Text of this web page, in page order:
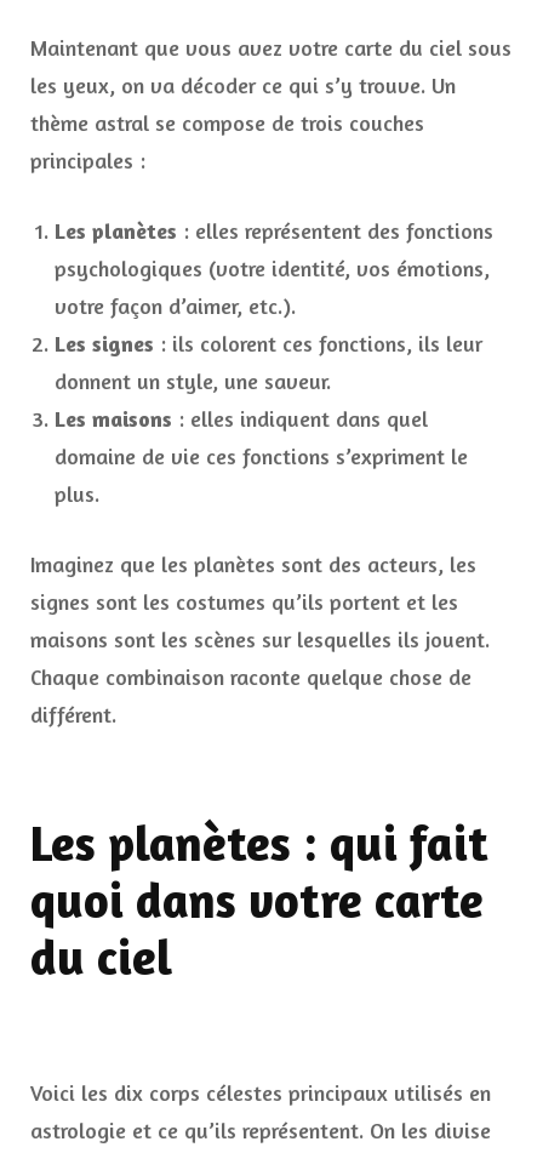
Maintenant que vous avez votre carte du ciel sous
les yeux, on va décoder ce qui s’y trouve. Un
thème astral se compose de trois couches
principales :
Les planètes : elles représentent des fonctions
psychologiques (votre identité, vos émotions,
votre façon d’aimer, etc.).
Les signes : ils colorent ces fonctions, ils leur
donnent un style, une saveur.
Les maisons : elles indiquent dans quel
domaine de vie ces fonctions s’expriment le
plus.
Imaginez que les planètes sont des acteurs, les
signes sont les costumes qu’ils portent et les
maisons sont les scènes sur lesquelles ils jouent.
Chaque combinaison raconte quelque chose de
différent.
Les planètes : qui fait
quoi dans votre carte
du ciel
Voici les dix corps célestes principaux utilisés en
astrologie et ce qu’ils représentent. On les divise